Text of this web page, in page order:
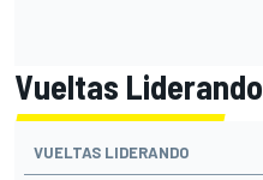
Vueltas Liderando
VUELTAS LIDERANDO